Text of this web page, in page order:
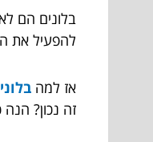
בלונים הם
להפעיל את
אז למה
זה נכון?